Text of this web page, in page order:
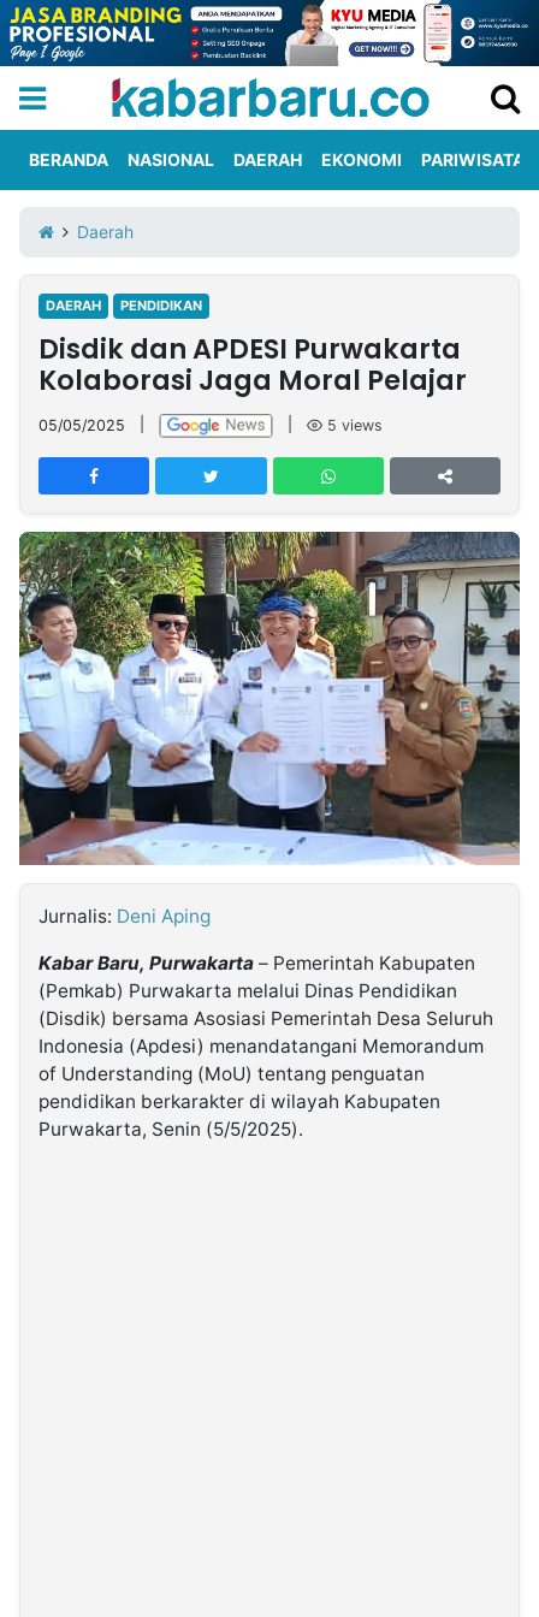
Iklan
Berita
Kami
Nasional
International
Olahraga
Entertainment
Daerah
Pariwisata
Kuliner
Kolom
Network
PT
TREETAN
MULTIMEDIA
INDONESIA
Partner
Insight
NTB
Suara
Time
Lens
IDN
Daily
Jogja
Jalan
Rakyat
Idealita
News
Kita
Notice
Radar
Baru
Seedbacklink
Follow
Kabarbaru
BERANDA NASIONAL DAERAH EKONOMI PARIWISATA
Daerah
DAERAH PENDIDIKAN
Disdik dan APDESI Purwakarta
Kolaborasi Jaga Moral Pelajar
05/05/2025 5 views
Jurnalis: Deni Aping
Kabar Baru, Purwakarta – Pemerintah Kabupaten
(Pemkab) Purwakarta melalui Dinas Pendidikan
(Disdik) bersama Asosiasi Pemerintah Desa Seluruh
Indonesia (Apdesi) menandatangani Memorandum
of Understanding (MoU) tentang penguatan
pendidikan berkarakter di wilayah Kabupaten
Purwakarta, Senin (5/5/2025).